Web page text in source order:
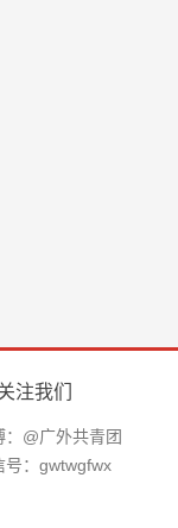
注我们
：@广外共青团
号：gwtwgfwx